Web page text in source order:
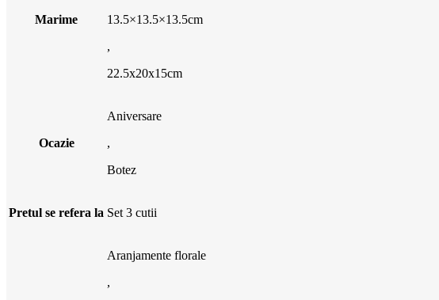
Marime
13.5×13.5×13.5cm
,
22.5x20x15cm
Ocazie
Aniversare
,
Botez
Pretul se refera la Set 3 cutii
Aranjamente florale
,